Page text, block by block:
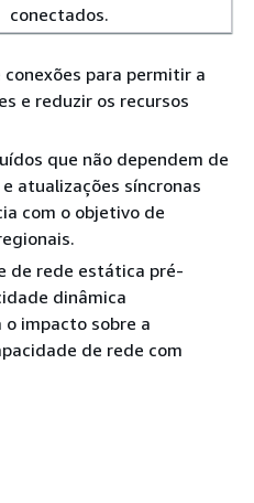
conectados.
para permitir a
e reduzir os recursos
que não dependem de
atualizações síncronas
com o objetivo de
de rede estática pré-
dinâmica
impacto sobre a
de rede com